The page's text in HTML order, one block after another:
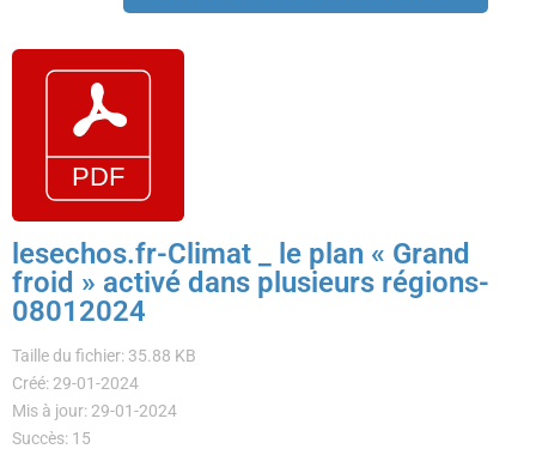
lesechos.fr-Climat _ le plan « Grand
froid » activé dans plusieurs régions-
08012024
Taille du fichier: 35.88 KB
Créé: 29-01-2024
Mis à jour: 29-01-2024
Succès: 15